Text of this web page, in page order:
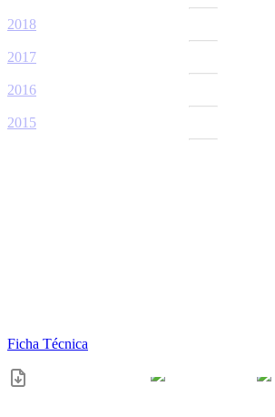
2018
2017
2016
2015
Ficha Técnica